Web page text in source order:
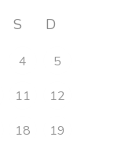
S D
4
5
11
12
18
19